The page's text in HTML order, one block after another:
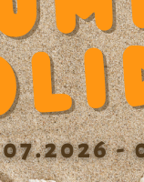
43
27
17.5
35
51